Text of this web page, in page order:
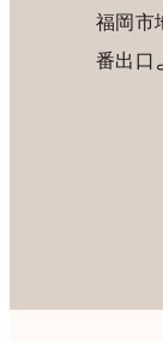
福岡市
番出口